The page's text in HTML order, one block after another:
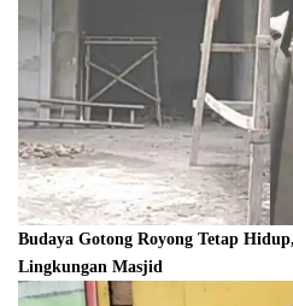
Budaya Gotong Royong Tetap
Lingkungan Masjid